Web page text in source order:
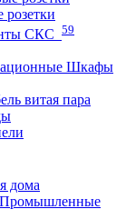
СКС 59
Шкафы
витая пара
дома
Промышленные